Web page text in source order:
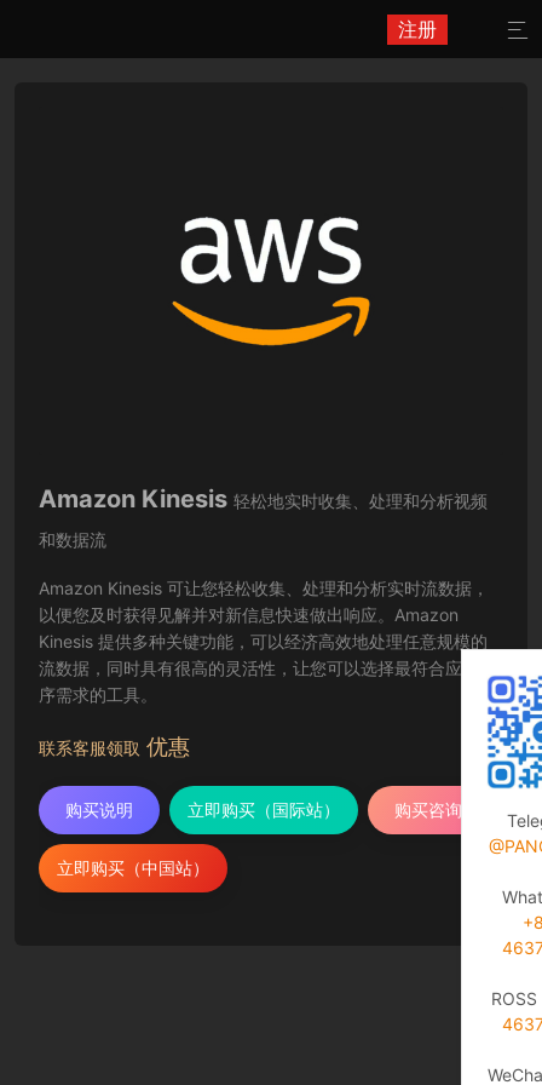
注册 
Amazon Kinesis 轻松地实时收集、处理和分析视频
和数据流
Amazon Kinesis 可让您轻松收集、处理和分析实时流数据，
以便您及时获得见解并对新信息快速做出响应。Amazon
Kinesis 提供多种关键功能，可以经济高效地处理任意规模的
流数据，同时具有很高的灵活性，让您可以选择最符合应用程
序需求的工具。
联系客服领取 优惠
购买说明 立即购买（国际站） 购买咨询
立即购买（中国站）